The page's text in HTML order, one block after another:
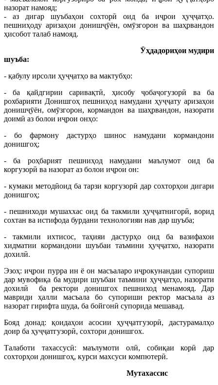
назорат намояд;
- аз дигар шуъбаҳои сохторӣ оид ба иҷрои ҳуҷҷатҳо.
пешниҳоду аризаҳои донишҷӯён, омӯзгорон ва шаҳрвандон
ҳисобот талаб намояд.
Ӯҳдадориҳои мудири
шуъба:
- қабулу ирсоли ҳуҷҷатҳо ва мактубҳо:
- ба қайдгирии саривақтӣ, ҳисобу ҷобаҷогузорӣ ва ба
рохбарияти Донишгоҳ пешниҳод намудани ҳуҷҷату аризаҳои
донишҷӯён, омӯзгорон, кормандон ва шаҳрвандон, назорати
доимӣ аз болои иҷрои онҳо:
- бо фармону дастурҳо шинос намудани кормандони
донишгоҳ;
- ба роҳбарият пешниҳод намудани маълумот оид ба
коргузорӣ ва назорат аз болои иҷрои он:
- кумаки методӣоид ба тарзи коргузорӣ дар сохторҳои дигари
донишгоҳ;
- пешниходи мушаххас оид ба такмили ҳуҷҷатнигорӣ, ворид
сохтан ва истифода бурдани технологияи нав дар шуъба;
- такмили ихтисос, таҳияи дастурҳо оид ба вазифахои
хидматии кормандони шуъбаи таъмини ҳуҷҷатхо, назорати
дохилӣ.
Эзоҳ: иҷрои пурра ин ё он масъаларо иҷрокунандаи супориш
дар мувофиқа ба мудири шуъбаи таъмини ҳуҷҷатҳо, назорати
дохилӣ ба ректори донишгох пешниход менамояд. Дар
мавриди ҳалли масъала бо супориши ректор масъала аз
назорат гирифта шуда, ба бойгонӣ супорида мешавад.
Бояд донад: қоидаҳои асосии ҳуҷҷатгузорӣ, дастурамалҳо
доир ба ҳуҷҷатгузорӣ, сохтори донишгох.
Талаботи тахассусӣ: маълумоти олӣ, собиқаи корӣ дар
сохторҳои донишгоҳ, курси махсуси компютерӣ.
Мутахассис